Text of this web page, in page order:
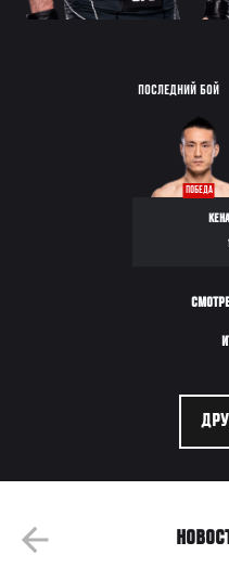
ПОСЛЕДНИЙ БОЙ
ПОБЕДА